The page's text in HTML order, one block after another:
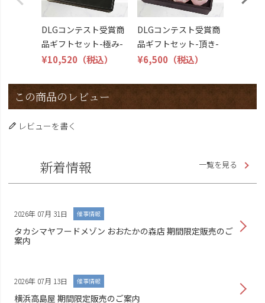
DLGコンテスト受賞商
品ギフトセット-極み-
¥10,520 （税込）
DLGコンテスト受賞商
品ギフトセット-頂き-
¥6,500 （税込）
この商品のレビュー
レビューを書く
新着情報 一覧を見る
2026年 07月 31日 催事情報
タカシマヤフードメゾン おおたかの森店 期間限定販売のご
案内
2026年 07月 13日 催事情報
横浜高島屋 期間限定販売のご案内